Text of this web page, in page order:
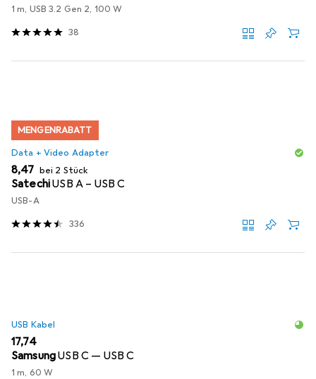
1 m, USB 3.2 Gen 2, 100 W
38
MENGENRABATT
Data + Video Adapter
EUR
8,47 bei 2 Stück
SatechiUSB A – USB C
USB-A
336
USB Kabel
EUR
17,74
SamsungUSB C — USB C
1 m, 60 W